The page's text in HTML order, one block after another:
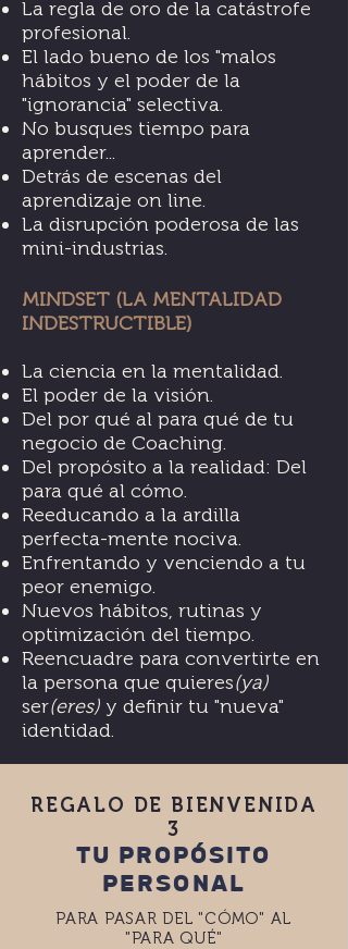
La regla de oro de la catástrofe
profesional.
El lado bueno de los "malos
hábitos y el poder de la
"ignorancia" selectiva.
No busques tiempo para
aprender...
Detrás de escenas del
aprendizaje on line.
La disrupción poderosa de las
mini-industrias.
MINDSET (LA MENTALIDAD
INDESTRUCTIBLE)
La ciencia en la mentalidad.
El poder de la visión.
Del por qué al para qué de tu
negocio de Coaching.
Del propósito a la realidad: Del
para qué al cómo.
Reeducando a la ardilla
perfecta-mente nociva.
Enfrentando y venciendo a tu
peor enemigo.
Nuevos hábitos, rutinas y
optimización del tiempo.
Reencuadre para convertirte en
la persona que quieres(ya)
ser(eres) y definir tu "nueva"
identidad.
REGALO DE BIENVENIDA
3
TU PROPÓSITO
PERSONAL
PARA PASAR DEL "CÓMO" AL
"PARA QUÉ"